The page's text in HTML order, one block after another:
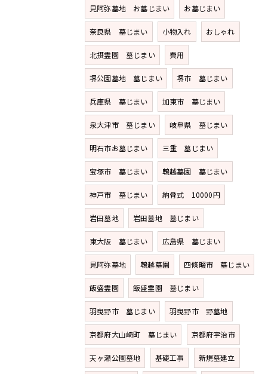
見阿弥墓地 お墓じまい お墓じまい
奈良県 墓じまい 小物入れ おしゃれ
北摂霊園 墓じまい 費用
堺公園墓地 墓じまい 堺市 墓じまい
兵庫県 墓じまい 加東市 墓じまい
泉大津市 墓じまい 岐阜県 墓じまい
明石市お墓じまい 三重 墓じまい
宝塚市 墓じまい 鵯越墓園 墓じまい
神戸市 墓じまい 納骨式 10000円
岩田墓地 岩田墓地 墓じまい
東大阪 墓じまい 広島県 墓じまい
見阿弥墓地 鵯越墓園 四條畷市 墓じまい
飯盛霊園 飯盛霊園 墓じまい
羽曳野市 墓じまい 羽曳野市 野墓地
京都府大山崎町 墓じまい 京都府宇治市
天ヶ瀬公園墓地 基礎工事 新規墓建立